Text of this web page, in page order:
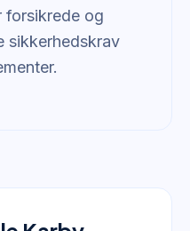
forsikrede og
sikkerhedskrav